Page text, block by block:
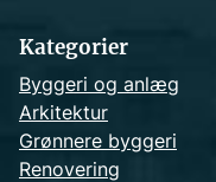
Kategorier
Byggeri og anlæg
Arkitektur
Grønnere byggeri
Renovering